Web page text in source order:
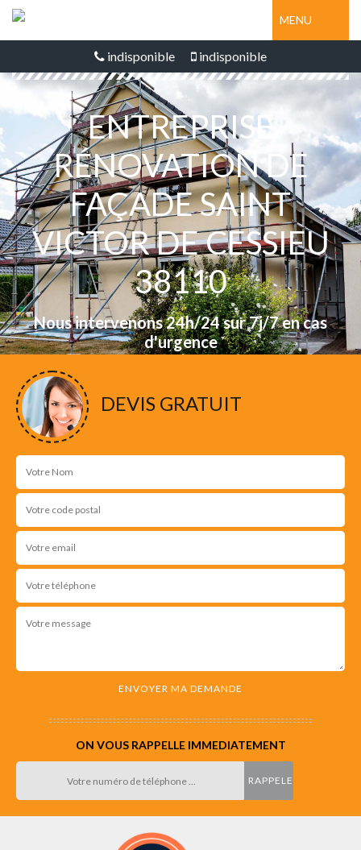
MENU
indisponible indisponible
ENTREPRISE
RÉNOVATION DE
FAÇADE SAINT
VICTOR DE CESSIEU
38110
Nous intervenons 24h/24 sur 7j/7 en cas
d'urgence
DEVIS GRATUIT
ON VOUS RAPPELLE IMMEDIATEMENT